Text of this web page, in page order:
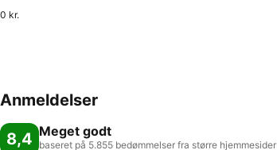
0 kr.
Anmeldelser
8,4 Meget godt
baseret på 5.855 bedømmelser fra større hjemmesider